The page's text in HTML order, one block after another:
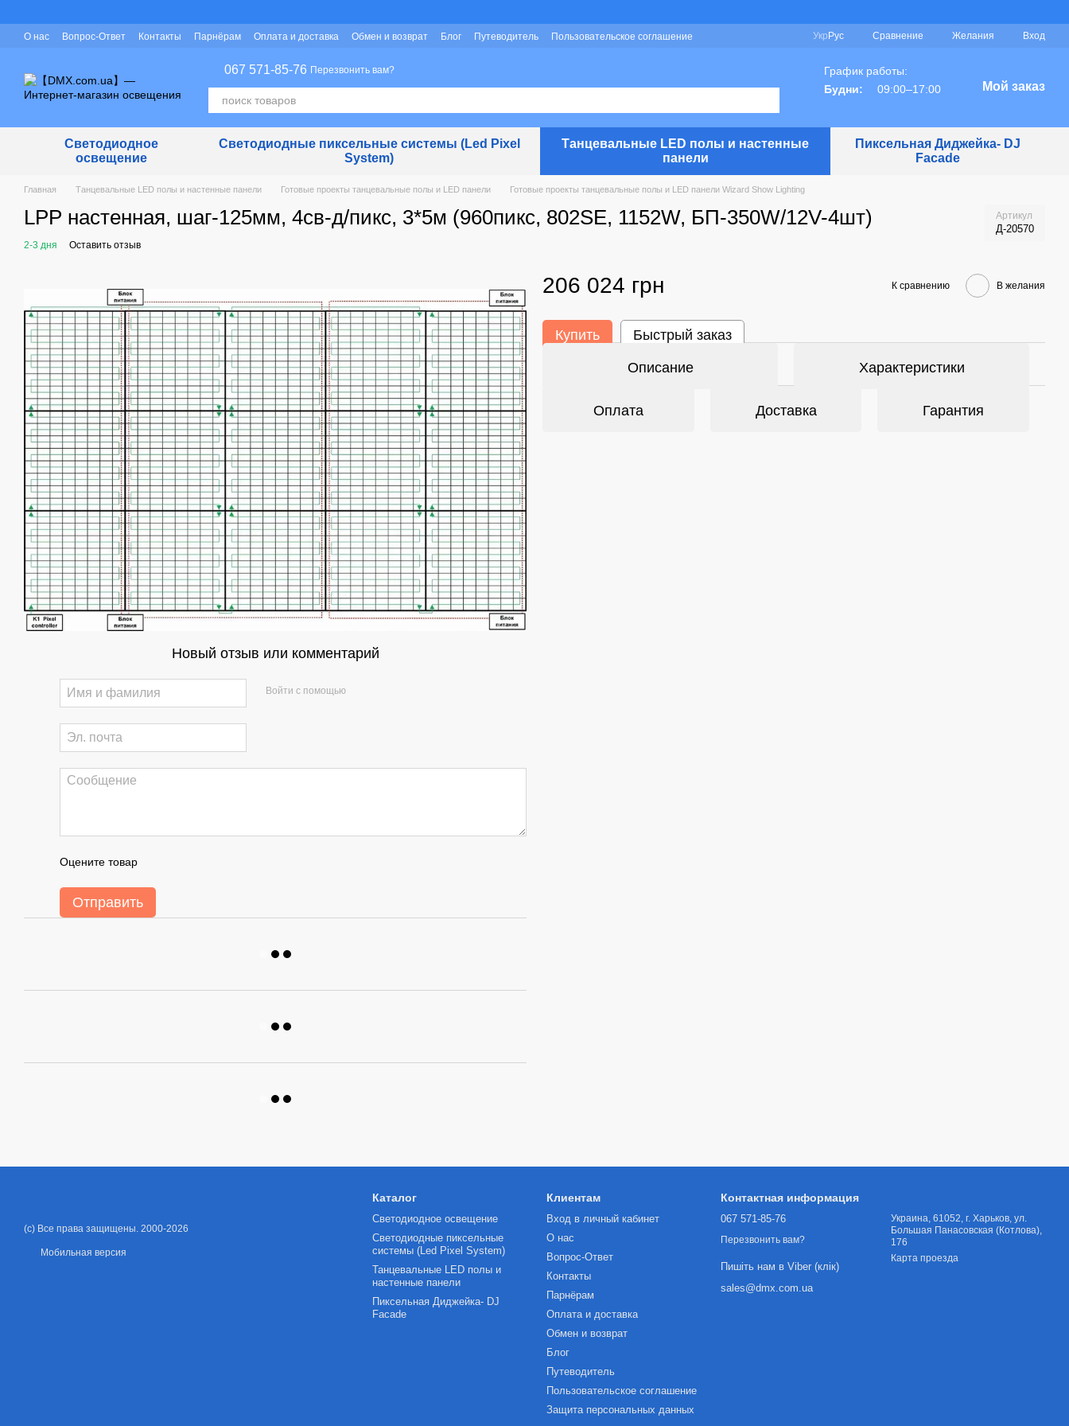
О нас Вопрос-Ответ Контакты Парнёрам Оплата и доставка Обмен и возврат Блог Путеводитель
Пользовательское соглашение
Укр Рус Сравнение Желания Вход
067 571-85-76 Перезвонить вам?
График работы:
Будни:
09:00–17:00 Мой заказ
Светодиодное
освещение
Светодиодные пиксельные системы (Led Pixel
System)
Танцевальные LED полы и настенные
панели
Пиксельная Диджейка- DJ
Facade
Главная Танцевальные LED полы и настенные панели Готовые проекты танцевальные полы и LED панели Готовые проекты танцевальные полы и LED панели Wizard Show Lighting
LPP настенная, шаг-125мм, 4св-д/пикс, 3*5м (960пикс, 802SE, 1152W, БП-350W/12V-4шт) Артикул
Д-20570
2-3 дня Оставить отзыв
Новый отзыв или комментарий
Войти с помощью
Оцените товар
Отправить
206 024 грн К сравнению В желания
Купить Быстрый заказ
Описание Характеристики
Оплата Доставка Гарантия
(c) Все права защищены. 2000-2026
Мобильная версия
Каталог
Светодиодное освещение
Светодиодные пиксельные
системы (Led Pixel System)
Танцевальные LED полы и
настенные панели
Пиксельная Диджейка- DJ
Facade
Клиентам
Вход в личный кабинет
О нас
Вопрос-Ответ
Контакты
Парнёрам
Оплата и доставка
Обмен и возврат
Блог
Путеводитель
Пользовательское соглашение
Защита персональных данных
Контактная информация
067 571-85-76
Перезвонить вам?
Пишіть нам в Viber (клік)
sales@dmx.com.ua
Украина, 61052, г. Харьков, ул.
Большая Панасовская (Котлова),
176
Карта проезда